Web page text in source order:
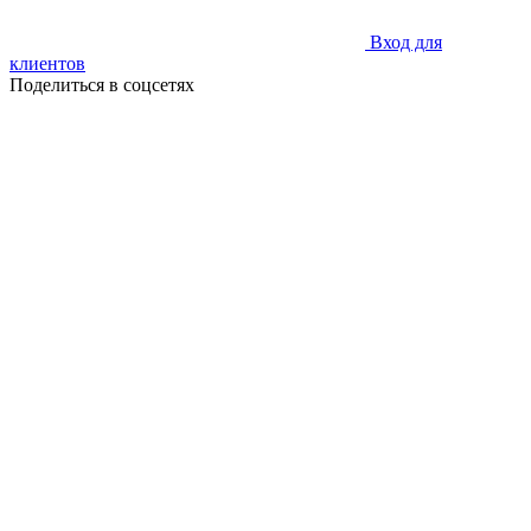
Вход для
клиентов
Поделиться в соцсетях